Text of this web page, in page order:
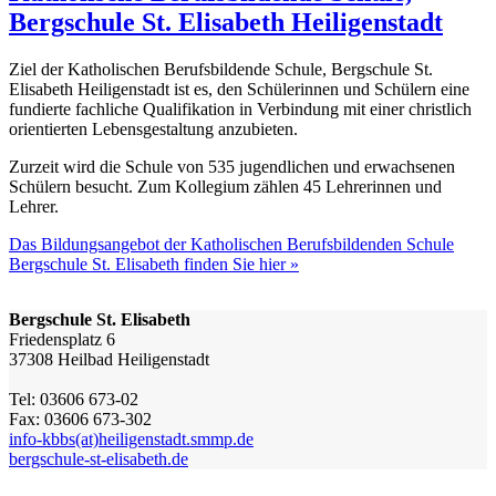
Bergschule St. Elisabeth Heiligenstadt
Ziel der Katholischen Berufsbildende Schule, Bergschule St.
Elisabeth Heiligenstadt ist es, den Schülerinnen und Schülern eine
fundierte fachliche Qualifikation in Verbindung mit einer christlich
orientierten Lebensgestaltung anzubieten.
Zurzeit wird die Schule von 535 jugendlichen und erwachsenen
Schülern besucht. Zum Kollegium zählen 45 Lehrerinnen und
Lehrer.
Das Bildungsangebot der Katholischen Berufsbildenden Schule
Bergschule St. Elisabeth finden Sie hier »
Bergschule St. Elisabeth
Friedensplatz 6
37308 Heilbad Heiligenstadt
Tel: 03606 673-02
Fax: 03606 673-302
info-kbbs(at)heiligenstadt.smmp.de
bergschule-st-elisabeth.de